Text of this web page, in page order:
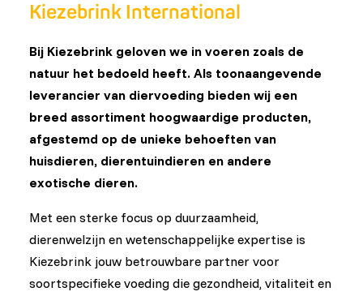
Kiezebrink International
Bij Kiezebrink geloven we in voeren zoals de
natuur het bedoeld heeft. Als toonaangevende
leverancier van diervoeding bieden wij een
breed assortiment hoogwaardige producten,
afgestemd op de unieke behoeften van
huisdieren, dierentuindieren en andere
exotische dieren.
Met een sterke focus op duurzaamheid,
dierenwelzijn en wetenschappelijke expertise is
Kiezebrink jouw betrouwbare partner voor
soortspecifieke voeding die gezondheid, vitaliteit en